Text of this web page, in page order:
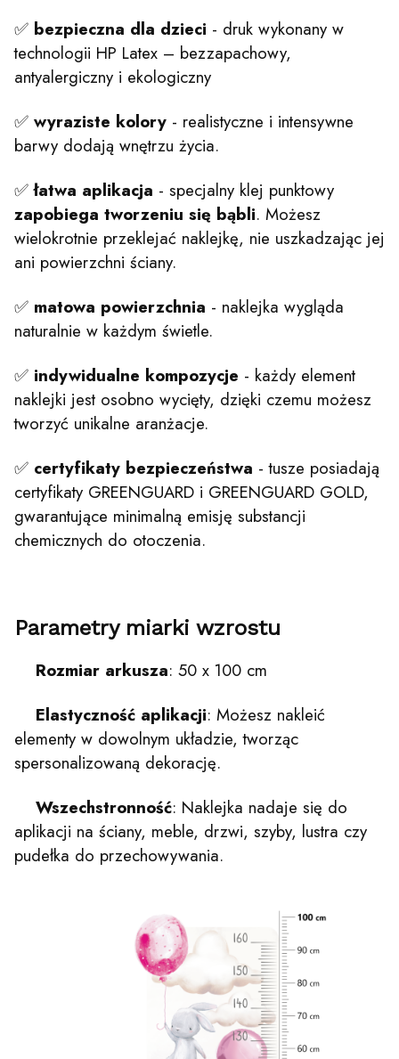
✅ bezpieczna dla dzieci - druk wykonany w
technologii HP Latex – bezzapachowy,
antyalergiczny i ekologiczny
✅ wyraziste kolory - realistyczne i intensywne
barwy dodają wnętrzu życia.
✅łatwa aplikacja - specjalny klej punktowy
zapobiega tworzeniu się bąbli. Możesz
wielokrotnie przeklejać naklejkę, nie uszkadzając jej
ani powierzchni ściany.
✅ matowa powierzchnia - naklejka wygląda
naturalnie w każdym świetle.
✅ indywidualne kompozycje - każdy element
naklejki jest osobno wycięty, dzięki czemu możesz
tworzyć unikalne aranżacje.
✅ certyfikaty bezpieczeństwa - tusze posiadają
certyfikaty GREENGUARD i GREENGUARD GOLD,
gwarantujące minimalną emisję substancji
chemicznych do otoczenia.
Parametry miarki wzrostu
Rozmiar arkusza: 50 x 100 cm
Elastyczność aplikacji: Możesz nakleić
elementy w dowolnym układzie, tworząc
spersonalizowaną dekorację.
Wszechstronność: Naklejka nadaje się do
aplikacji na ściany, meble, drzwi, szyby, lustra czy
pudełka do przechowywania.